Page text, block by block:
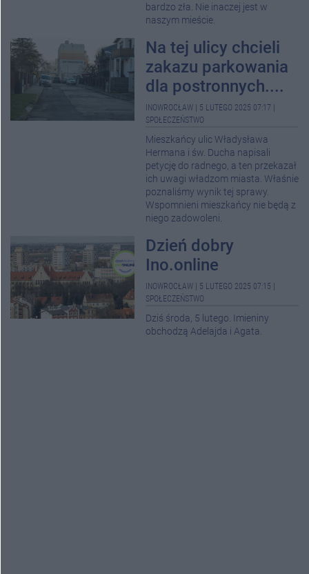
bardzo zła. Nie inaczej jest w
naszym mieście.
Na tej ulicy chcieli
zakazu parkowania
dla postronnych....
INOWROCŁAW 5 LUTEGO 2025 07:17
SPOŁECZEŃSTWO
Mieszkańcy ulic Władysława
Hermana i św. Ducha napisali
petycję do radnego, a ten przekazał
ich uwagi władzom miasta. Właśnie
poznaliśmy wynik tej sprawy.
Wspomnieni mieszkańcy nie będą z
niego zadowoleni.
Dzień dobry
Ino.online
INOWROCŁAW 5 LUTEGO 2025 07:15
SPOŁECZEŃSTWO
Dziś środa, 5 lutego. Imieniny
obchodzą Adelajda i Agata.